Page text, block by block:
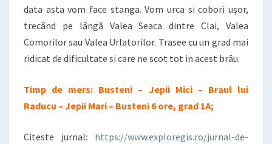
data asta vom face stanga. Vom urca si cobori ușor,
trecând pe lângă Valea Seaca dintre Clai, Valea
Comorilor sau Valea Urlatorilor. Trasee cu un grad mai
ridicat de dificultate si care ne scot tot in acest brâu.
Timp de mers: Busteni – Jepii Mici – Braul lui
Raducu – Jepii Mari – Busteni 6 ore, grad 1A;
Citeste jurnal: https://www.exploregis.ro/jurnal-de-